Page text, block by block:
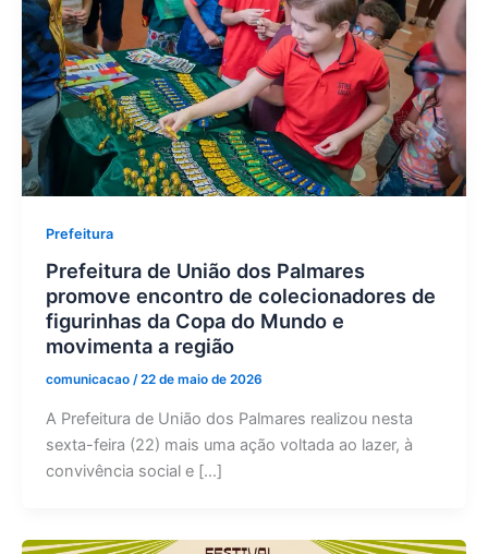
Prefeitura
Prefeitura de União dos Palmares
promove encontro de colecionadores de
figurinhas da Copa do Mundo e
movimenta a região
comunicacao /22 de maio de 2026
A Prefeitura de União dos Palmares realizou nesta
sexta-feira (22) mais uma ação voltada ao lazer, à
convivência social e […]